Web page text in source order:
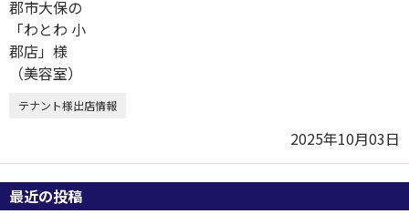
テナント様出店情報
2025年10月03日
最近の投稿